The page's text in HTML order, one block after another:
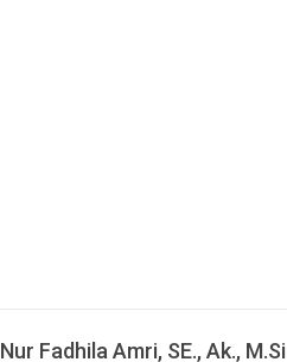
Nur Fadhila Amri, SE., Ak., M.Si